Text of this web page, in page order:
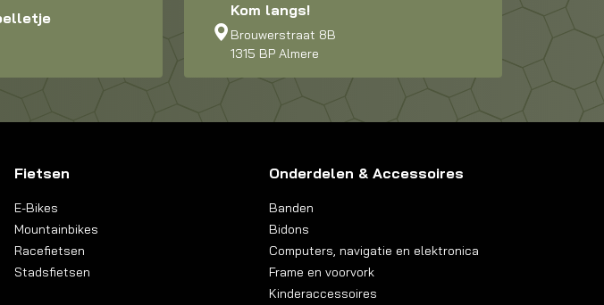
Kom langs!
Brouwerstraat 8B
1315 BP Almere
Fietsen
E-Bikes
Mountainbikes
Racefietsen
Stadsfietsen
Onderdelen & Accessoires
Banden
Bidons
Computers, navigatie en elektronica
Frame en voorvork
Kinderaccessoires